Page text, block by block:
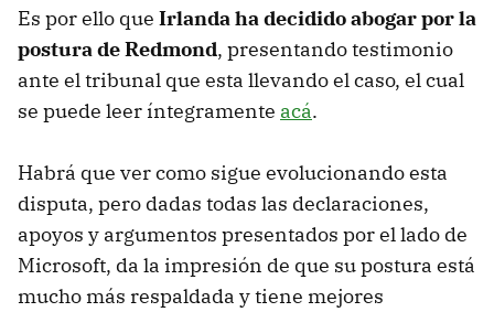
Es por ello que Irlanda ha decidido abogar por la
postura de Redmond, presentando testimonio
ante el tribunal que esta llevando el caso, el cual
se puede leer íntegramente acá.
Habrá que ver como sigue evolucionando esta
disputa, pero dadas todas las declaraciones,
apoyos y argumentos presentados por el lado de
Microsoft, da la impresión de que su postura está
mucho más respaldada y tiene mejores